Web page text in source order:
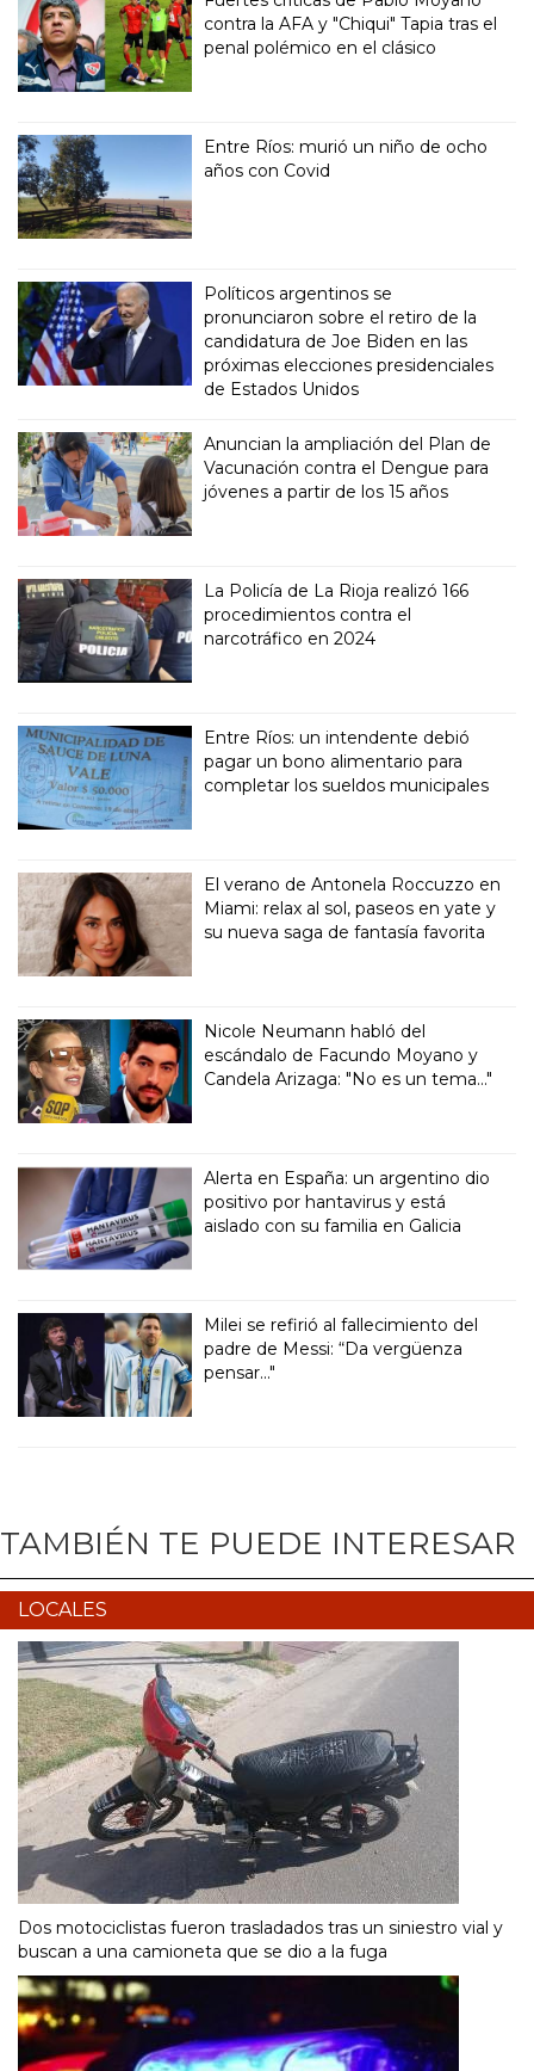
contra la AFA y "Chiqui" Tapia tras el
penal polémico en el clásico
Entre Ríos: murió un niño de ocho
años con Covid
Políticos argentinos se
pronunciaron sobre el retiro de la
candidatura de Joe Biden en las
próximas elecciones presidenciales
de Estados Unidos
Anuncian la ampliación del Plan de
Vacunación contra el Dengue para
jóvenes a partir de los 15 años
La Policía de La Rioja realizó 166
procedimientos contra el
narcotráfico en 2024
Entre Ríos: un intendente debió
pagar un bono alimentario para
completar los sueldos municipales
El verano de Antonela Roccuzzo en
Miami: relax al sol, paseos en yate y
su nueva saga de fantasía favorita
Nicole Neumann habló del
escándalo de Facundo Moyano y
Candela Arizaga: "No es un tema..."
Alerta en España: un argentino dio
positivo por hantavirus y está
aislado con su familia en Galicia
Milei se refirió al fallecimiento del
padre de Messi: “Da vergüenza
pensar..."
TAMBIÉN TE PUEDE INTERESAR
LOCALES
Dos motociclistas fueron trasladados tras un siniestro vial y
buscan a una camioneta que se dio a la fuga